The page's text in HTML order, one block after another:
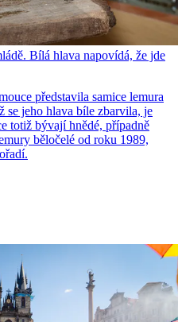
Bílá hlava napovídá, že jde
představila samice lemura
se jeho hlava bíle zbarvila, je
totiž bývají hnědé, případně
běločelé od roku 1989,